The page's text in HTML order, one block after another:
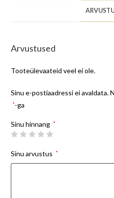
Arvustused
Tooteülevaateid veel ei ole.
Sinu e-postiaadressi ei avaldata.
*-ga
Sinu hinnang *
Sinu arvustus *